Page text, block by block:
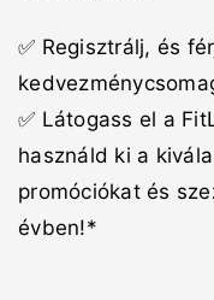
✅ Regisztrálj, és
✅ Látogass el a
használd ki a
promóciókat és
évben!*